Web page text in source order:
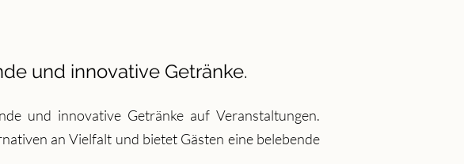
und innovative Getränke.
und innovative Getränke auf Veranstaltungen.
an Vielfalt und bietet Gästen eine belebende